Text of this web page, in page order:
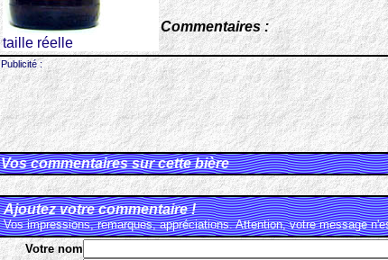
taille réelle
Commentaires :
Publicité :
Vos commentaires sur cette bière
Ajoutez votre commentaire !
Vos impressions, remarques, appréciations. Attention, votre message
Votre nom